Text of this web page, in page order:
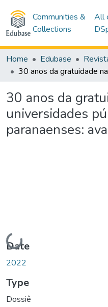
Communities &
Collections
All
Home Edubase
30 anos da
universidades
paranaenses:
Loading...
Date
2022
Type
Dossiê